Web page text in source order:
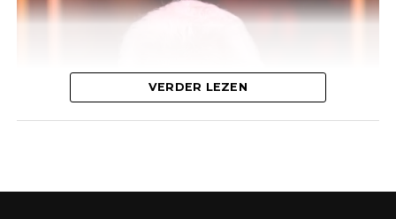
Dit moment was echter allesbehalve romantisch.
gebeurde niet. De situatie leidde tot enige
frustratie bij hem, die zich begon af te vragen of
zijn foto wel goed was gekozen.
VERDER LEZEN